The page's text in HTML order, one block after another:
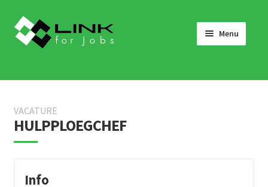
to
navigation
to
content
Menu
LINK 4 JOBS VOOR BEDRIJVEN
OVER ONS
VACATURE
HULPPLOEGCHEF
Info